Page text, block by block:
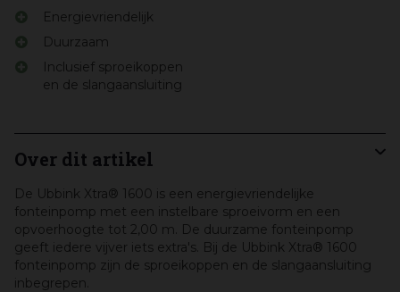
Energievriendelijk
Duurzaam
Inclusief sproeikoppen
en de slangaansluiting
Over dit artikel
De Ubbink Xtra® 1600 is een energievriendelijke
fonteinpomp met een instelbare sproeivorm en een
opvoerhoogte tot 2,00 m. De duurzame fonteinpomp
geeft iedere vijver iets extra's. Bij de Ubbink Xtra® 1600
fonteinpomp zijn de sproeikoppen en de slangaansluiting
inbegrepen.